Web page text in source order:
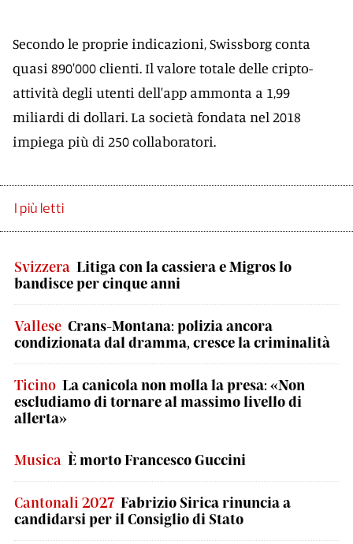
Secondo le proprie indicazioni, Swissborg conta
quasi 890'000 clienti. Il valore totale delle cripto-
attività degli utenti dell'app ammonta a 1,99
miliardi di dollari. La società fondata nel 2018
impiega più di 250 collaboratori.
I più letti
Svizzera Litiga con la cassiera e Migros lo
bandisce per cinque anni
Vallese Crans-Montana: polizia ancora
condizionata dal dramma, cresce la criminalità
Ticino La canicola non molla la presa: «Non
escludiamo di tornare al massimo livello di
allerta»
Musica È morto Francesco Guccini
Cantonali 2027 Fabrizio Sirica rinuncia a
candidarsi per il Consiglio di Stato